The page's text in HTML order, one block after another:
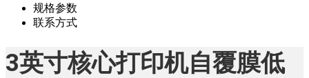
规格参数
联系方式
3英寸核心打印机自覆膜低